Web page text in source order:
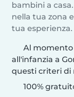
bambini a
nella tua zona
tua esperienza.
Al momento
all'infanzia a
questi criteri di
100%